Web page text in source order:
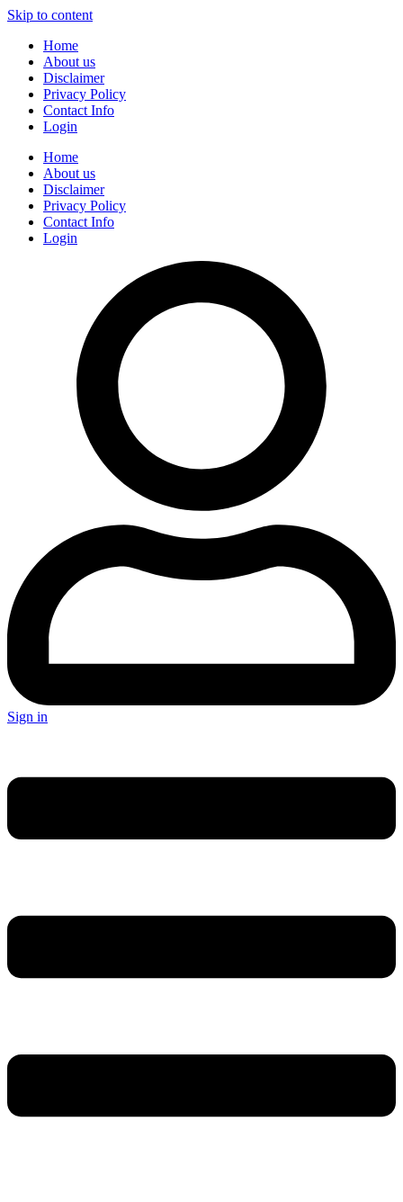
Skip to content
Home
About us
Disclaimer
Privacy Policy
Contact Info
Login
Home
About us
Disclaimer
Privacy Policy
Contact Info
Login
Sign in